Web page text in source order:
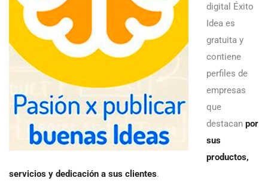
digital Éxito
Idea es
gratuita y
contiene
perfiles de
empresas
que
destacan por
sus
productos,
servicios y dedicación a sus clientes.